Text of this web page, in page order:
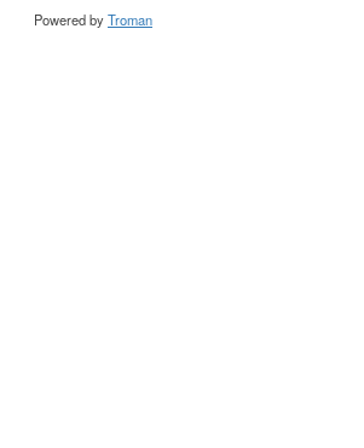
Powered byTroman